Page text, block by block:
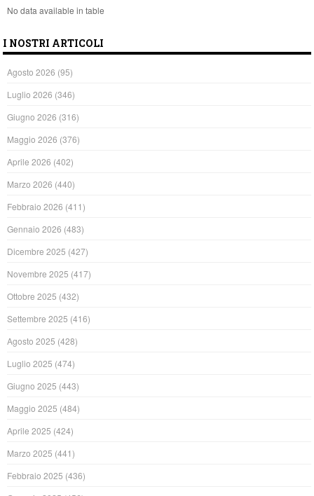
No data available in table
I NOSTRI ARTICOLI
Agosto 2026 (95)
Luglio 2026 (346)
Giugno 2026 (316)
Maggio 2026 (376)
Aprile 2026 (402)
Marzo 2026 (440)
Febbraio 2026 (411)
Gennaio 2026 (483)
Dicembre 2025 (427)
Novembre 2025 (417)
Ottobre 2025 (432)
Settembre 2025 (416)
Agosto 2025 (428)
Luglio 2025 (474)
Giugno 2025 (443)
Maggio 2025 (484)
Aprile 2025 (424)
Marzo 2025 (441)
Febbraio 2025 (436)